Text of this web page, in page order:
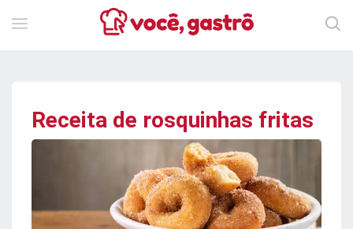
Receita de rosquinhas fritas